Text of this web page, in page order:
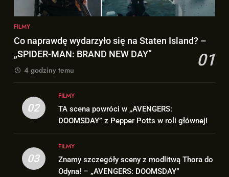
Co naprawdę wydarzyło się na
Staten Island? – „SPIDER-MAN:
BRAND NEW DAY”
„AVENGERS: DOOMSDAY” z
Pepper Potts w roli głównej!
3
Znamy szczegóły sceny z
FILMY
Co naprawdę wydarzyło się na Staten Island? –
„SPIDER-MAN: BRAND NEW DAY”
01
4 godziny temu
02
FILMY
TA scena powróci w „AVENGERS:
DOOMSDAY” z Pepper Potts w roli głównej!
03
FILMY
Znamy szczegóły sceny z modlitwą Thora do
Odyna! – „AVENGERS: DOOMSDAY”
„AVENGERS: DOOMSDAY”!
FILMY
„DUŻE DZIECI 3” OFICJALNIE w
produkcji Netflixa!
1
Co naprawdę wydarzyło się na
Staten Island? – „SPIDER-MAN:
2